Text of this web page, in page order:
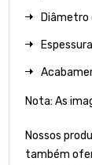
Diâmetro
Nota: As
Nossos
também